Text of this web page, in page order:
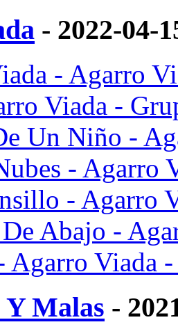
- 2022-04-
- Agarro
Viada -
Un Niño -
- Agarro
- Agarro
Abajo -
Agarro Viada
Y Malas -